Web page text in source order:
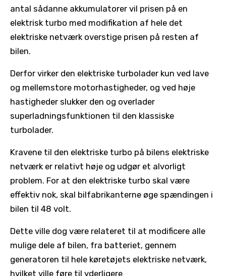
antal sådanne akkumulatorer vil prisen på en
elektrisk turbo med modifikation af hele det
elektriske netværk overstige prisen på resten af ​​
bilen.
Derfor virker den elektriske turbolader kun ved lave
og mellemstore motorhastigheder, og ved høje
hastigheder slukker den og overlader
superladningsfunktionen til den klassiske
turbolader.
Kravene til den elektriske turbo på bilens elektriske
netværk er relativt høje og udgør et alvorligt
problem. For at den elektriske turbo skal være
effektiv nok, skal bilfabrikanterne øge spændingen i
bilen til 48 volt.
Dette ville dog være relateret til at modificere alle
mulige dele af bilen, fra batteriet, gennem
generatoren til hele køretøjets elektriske netværk,
hvilket ville føre til yderligere